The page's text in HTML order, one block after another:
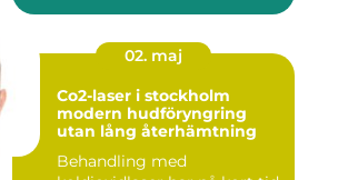
02. maj
Co2-laser i stockholm
modern hudföryngring
utan lång återhämtning
Behandling med